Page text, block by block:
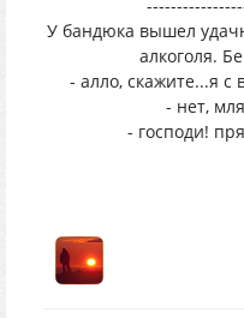
У бандюка вышел
алкоголя.
- алло, скажите...я
- нет,
- господи!